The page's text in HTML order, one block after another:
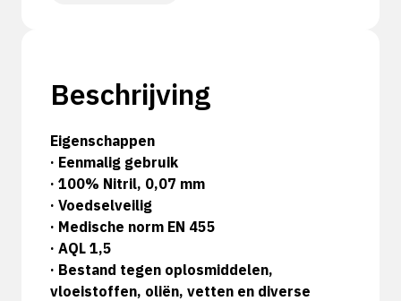
Beschrijving
Eigenschappen
· Eenmalig gebruik
· 100% Nitril, 0,07 mm
· Voedselveilig
· Medische norm EN 455
· AQL 1,5
· Bestand tegen oplosmiddelen,
vloeistoffen, oliën, vetten en diverse